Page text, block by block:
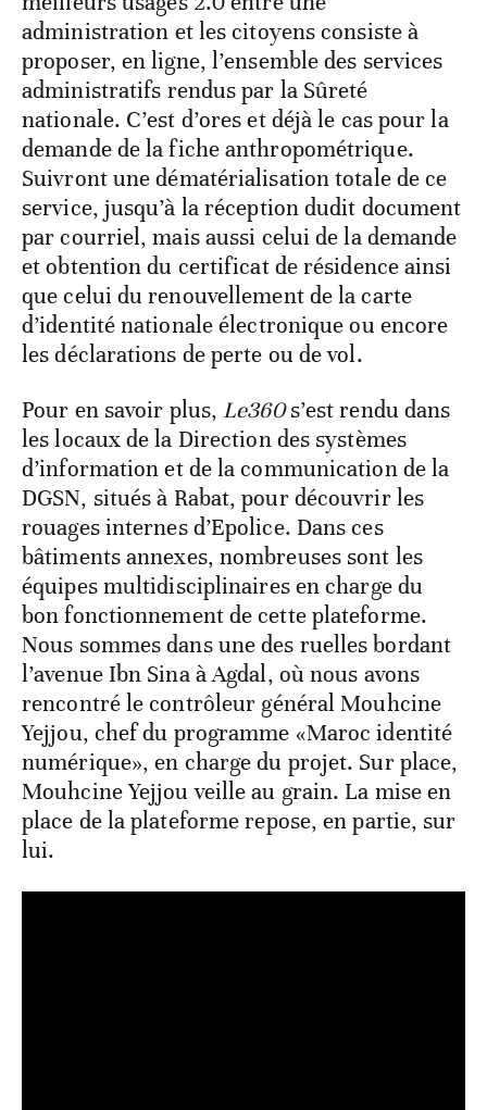
administration et les citoyens consiste à
proposer, en ligne, l’ensemble des services
administratifs rendus par la Sûreté
nationale. C’est d’ores et déjà le cas pour la
demande de la fiche anthropométrique.
Suivront une dématérialisation totale de ce
service, jusqu’à la réception dudit document
par courriel, mais aussi celui de la demande
et obtention du certificat de résidence ainsi
que celui du renouvellement de la carte
d’identité nationale électronique ou encore
les déclarations de perte ou de vol.
Pour en savoir plus, Le360s’est rendu dans
les locaux de la Direction des systèmes
d’information et de la communication de la
DGSN, situés à Rabat, pour découvrir les
rouages internes d’Epolice. Dans ces
bâtiments annexes, nombreuses sont les
équipes multidisciplinaires en charge du
bon fonctionnement de cette plateforme.
Nous sommes dans une des ruelles bordant
l’avenue Ibn Sina à Agdal, où nous avons
rencontré le contrôleur général Mouhcine
Yejjou, chef du programme «Maroc identité
numérique», en charge du projet. Sur place,
Mouhcine Yejjou veille au grain. La mise en
place de la plateforme repose, en partie, sur
lui.